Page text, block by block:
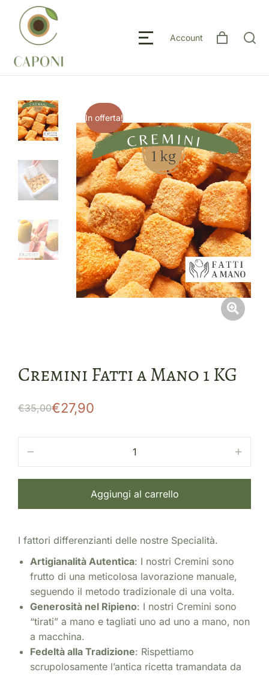
Account
In offerta!
Cremini Fatti a Mano 1 KG
€35,00€27,90
Aggiungi al carrello
I fattori differenzianti delle nostre Specialità.
Artigianalità Autentica: I nostri Cremini sono
frutto di una meticolosa lavorazione manuale,
seguendo il metodo tradizionale di una volta.
Generosità nel Ripieno: I nostri Cremini sono
“tirati” a mano e tagliati uno ad uno a mano, non
a macchina.
Fedeltà alla Tradizione: Rispettiamo
scrupolosamente l’antica ricetta tramandata da